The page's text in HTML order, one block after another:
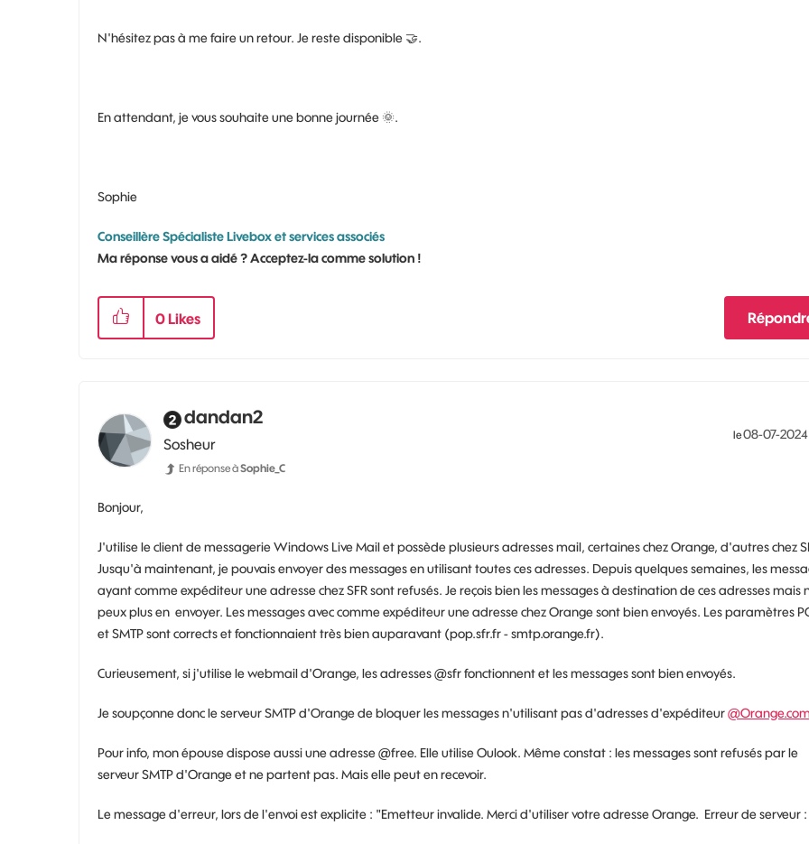
N'hésitez pas à me faire un retour. Je reste disponible 🤝.
En attendant, je vous souhaite une bonne journée 🌞.
Sophie
Conseillère Spécialiste Livebox et services associés
Ma réponse vous a aidé ? Acceptez-la comme solution !
0 Likes
dandan2
Sosheur
En réponse àSophie_C
le‎08-07-2024
Bonjour,
J'utilise le client de messagerie Windows Live Mail et possède plusieurs adresses mail, certaines chez Orange, d'autres chez
Jusqu'à maintenant, je pouvais envoyer des messages en utilisant toutes ces adresses. Depuis quelques semaines, les
ayant comme expéditeur une adresse chez SFR sont refusés. Je reçois bien les messages à destination de ces adresses mais
peux plus en envoyer. Les messages avec comme expéditeur une adresse chez Orange sont bien envoyés. Les paramètres
et SMTP sont corrects et fonctionnaient très bien auparavant (pop.sfr.fr - smtp.orange.fr).
Curieusement, si j'utilise le webmail d'Orange, les adresses @sfr fonctionnent et les messages sont bien envoyés.
Je soupçonne donc le serveur SMTP d'Orange de bloquer les messages n'utilisant pas d'adresses d'expéditeur
Pour info, mon épouse dispose aussi une adresse @free. Elle utilise Oulook. Même constat : les messages sont refusés par le
serveur SMTP d'Orange et ne partent pas. Mais elle peut en recevoir.
Le message d'erreur, lors de l'envoi est explicite : "Emetteur invalide. Merci d'utiliser votre adresse Orange. Erreur de serveur